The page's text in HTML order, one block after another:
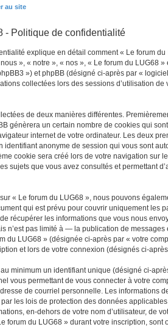
au site
- Politique de confidentialité
explique en détail comment « Le forum
», « notre », « nos », « Le forum du LUG68 »
») et phpBB (désigné ci-après par «
collectées lors des sessions d’utilisation
de deux manières différentes.
génèrera un certain nombre de cookies qui
internet de votre ordinateur. Les deux
identifiant anonyme de session qui vous sont
cookie sera créé lors de votre navigation sur
sujets que vous avez consultés et permettant
« Le forum du LUG68 », nous pouvons
qui est prévu pour couvrir uniquement les
récupérer les informations que vous nous
n’est pas limité à — la publication de messages
du LUG68 » (désignée ci-après par « votre
et lors de votre connexion (désignés ci-
minimum un identifiant unique (désigné ci-
vous permettant de vous connecter à votre
de courriel personnelle. Les informations
les lois de protection des données
en-dehors de votre nom d’utilisateur, de
forum du LUG68 » durant votre inscription, sont